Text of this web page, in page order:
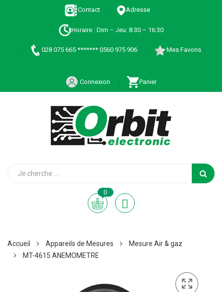
Contact Adresse
Horaire : Dim – Jeu: 8:30 – 16:30
028 075 665 ******* 0560 975 906 Mes Favoris
Connexion Panier
0
Accueil Appareils de Mesures
Mesure Air & gaz
MT-4615 ANEMOMETRE